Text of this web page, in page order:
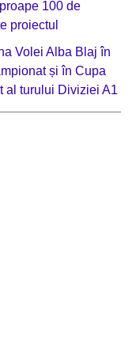
100 de
proiectul
Volei Alba Blaj în
și în Cupa
al turului Diviziei A1